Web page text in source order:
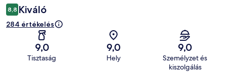
8,8 Kiváló
284 értékelés
9,0
Tisztaság
9,0
Hely
9,0
Személyzet és
kiszolgálás